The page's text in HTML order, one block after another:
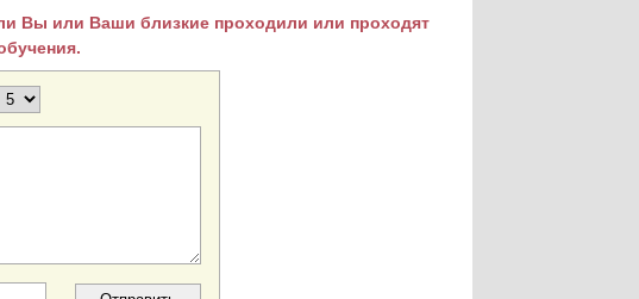
Вы или Ваши близкие проходили или проходят